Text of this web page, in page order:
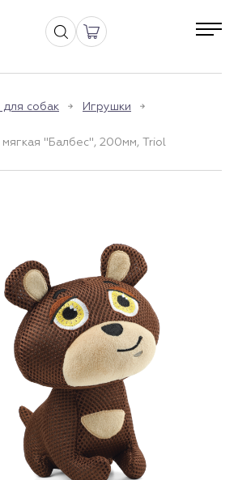
собак
Игрушки
"Балбес", 200мм, Triol